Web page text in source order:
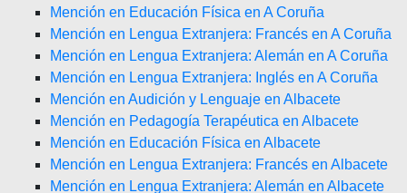
Mención en Educación Física en A Coruña
Mención en Lengua Extranjera: Francés en A Coruña
Mención en Lengua Extranjera: Alemán en A Coruña
Mención en Lengua Extranjera: Inglés en A Coruña
Mención en Audición y Lenguaje en Albacete
Mención en Pedagogía Terapéutica en Albacete
Mención en Educación Física en Albacete
Mención en Lengua Extranjera: Francés en Albacete
Mención en Lengua Extranjera: Alemán en Albacete